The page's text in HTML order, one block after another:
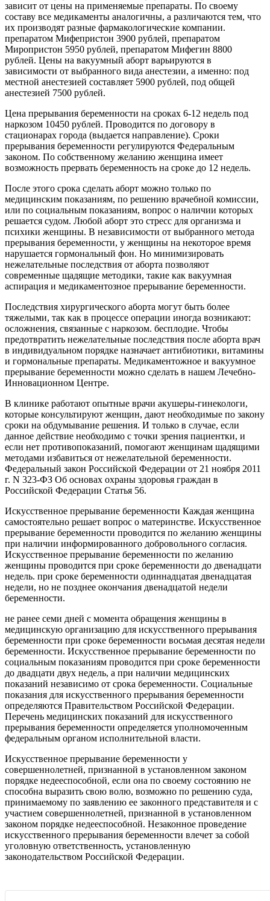
зависит от цены на применяемые препараты. По своему
составу все медикаменты аналогичны, а различаются тем, что
их производят разные фармакологические компании.
препаратом Мифепристон 3900 рублей, препаратом
Миропристон 5950 рублей, препаратом Мифегин 8800
рублей. Цены на вакуумный аборт варьируются в
зависимости от выбранного вида анестезии, а именно: под
местной анестезией составляет 5900 рублей, под общей
анестезией 7500 рублей.
Цена прерывания беременности на сроках 6-12 недель под
наркозом 10450 рублей. Проводится по договору в
стационарах города (выдается направление). Сроки
прерывания беременности регулируются Федеральным
законом. По собственному желанию женщина имеет
возможность прервать беременность на сроке до 12 недель.
После этого срока сделать аборт можно только по
медицинским показаниям, по решению врачебной комиссии,
или по социальным показаниям, вопрос о наличии которых
решается судом. Любой аборт это стресс для организма и
психики женщины. В независимости от выбранного метода
прерывания беременности, у женщины на некоторое время
нарушается гормональный фон. Но минимизировать
нежелательные последствия от аборта позволяют
современные щадящие методики, такие как вакуумная
аспирация и медикаментозное прерывание беременности.
Последствия хирургического аборта могут быть более
тяжелыми, так как в процессе операции иногда возникают:
осложнения, связанные с наркозом. бесплодие. Чтобы
предотвратить нежелательные последствия после аборта врач
в индивидуальном порядке назначает антибиотики, витамины
и гормональные препараты. Медикаментожное и вакуумное
прерывание беременности можно сделать в нашем Лечебно-
Инновационном Центре.
В клинике работают опытные врачи акушеры-гинекологи,
которые консультируют женщин, дают необходимые по закону
сроки на обдумывание решения. И только в случае, если
данное действие необходимо с точки зрения пациентки, и
если нет противопоказаний, помогают женщинам щадящими
методами избавиться от нежелательной беременности.
Федеральный закон Российской Федерации от 21 ноября 2011
г. N 323-ФЗ Об основах охраны здоровья граждан в
Российской Федерации Статья 56.
Искусственное прерывание беременности Каждая женщина
самостоятельно решает вопрос о материнстве. Искусственное
прерывание беременности проводится по желанию женщины
при наличии информированного добровольного согласия.
Искусственное прерывание беременности по желанию
женщины проводится при сроке беременности до двенадцати
недель. при сроке беременности одиннадцатая двенадцатая
недели, но не позднее окончания двенадцатой недели
беременности.
не ранее семи дней с момента обращения женщины в
медицинскую организацию для искусственного прерывания
беременности при сроке беременности восьмая десятая недели
беременности. Искусственное прерывание беременности по
социальным показаниям проводится при сроке беременности
до двадцати двух недель, а при наличии медицинских
показаний независимо от срока беременности. Социальные
показания для искусственного прерывания беременности
определяются Правительством Российской Федерации.
Перечень медицинских показаний для искусственного
прерывания беременности определяется уполномоченным
федеральным органом исполнительной власти.
Искусственное прерывание беременности у
совершеннолетней, признанной в установленном законом
порядке недееспособной, если она по своему состоянию не
способна выразить свою волю, возможно по решению суда,
принимаемому по заявлению ее законного представителя и с
участием совершеннолетней, признанной в установленном
законом порядке недееспособной. Незаконное проведение
искусственного прерывания беременности влечет за собой
уголовную ответственность, установленную
законодательством Российской Федерации.